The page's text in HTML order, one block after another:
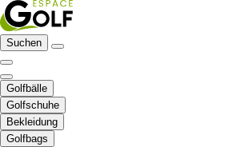
Suchen
Golfbälle
Golfschuhe
Bekleidung
Golfbags